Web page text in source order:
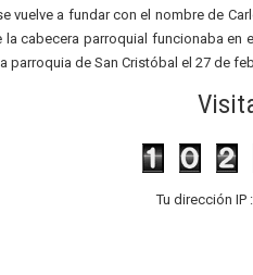
vuelve a fundar con el nombre de
cabecera parroquial funcionaba en
de San Cristóbal el 27 de
Tu dirección IP